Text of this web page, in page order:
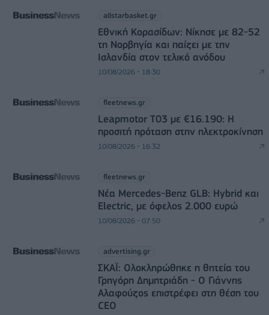
allstarbasket.gr
Εθνική Κορασίδων: Νίκησε με 82-52
τη Νορβηγία και παίζει με την
Ισλανδία στον τελικό ανόδου
10/08/2026 - 18:30
fleetnews.gr
Leapmotor T03 με €16.190: Η
προσιτή πρόταση στην ηλεκτροκίνηση
10/08/2026 - 16:32
fleetnews.gr
Νέα Mercedes-Benz GLB: Hybrid και
Electric, με όφελος 2.000 ευρώ
10/08/2026 - 07:50
advertising.gr
ΣΚΑΪ: Ολοκληρώθηκε η θητεία του
Γρηγόρη Δημητριάδη - Ο Γιάννης
Αλαφούζος επιστρέφει στη θέση του
CEO